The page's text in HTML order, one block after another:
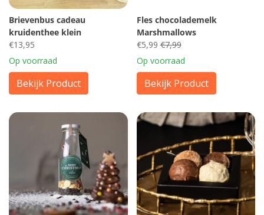
Brievenbus cadeau
kruidenthee klein
€13,95
Op voorraad
Bekijk Product
Fles chocolademelk
Marshmallows
€5,99 €7,99
Op voorraad
Bekijk Product